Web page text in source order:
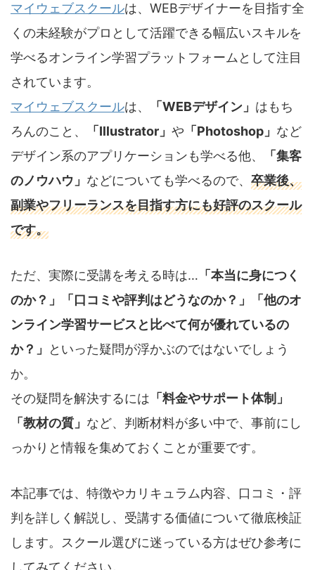
マイウェブスクールは、WEBデザイナーを目指す全
くの未経験がプロとして活躍できる幅広いスキルを
学べるオンライン学習プラットフォームとして注目
されています。
マイウェブスクールは、 「WEBデザイン」 はもち
ろんのこと、
「Illustrator」 や 「Photoshop」 など
デザイン系のアプリケーションも学べる他、
「集客
のノウハウ」 などについても学べるので、 卒業後、
副業やフリーランスを目指す方にも好評のスクール
です。
ただ、実際に受講を考える時は… 「本当に身につく
のか？」「口コミや評判はどうなのか？」「他のオ
ンライン学習サービスと比べて何が優れているの
か？」
といった疑問が浮かぶのではないでしょう
か。
その疑問を解決するには 「料金やサポート体制」
「教材の質」 など、判断材料が多い中で、事前にし
っかりと情報を集めておくことが重要です。
本記事では、特徴やカリキュラム内容、口コミ・評
判を詳しく解説し、受講する価値について徹底検証
します。スクール選びに迷っている方はぜひ参考に